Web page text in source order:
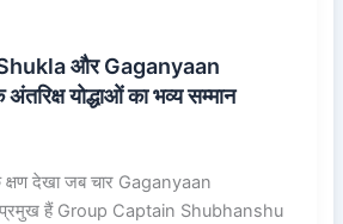
और Gaganyaan
योद्धाओं का भव्य सम्मान
क्षण देखा जब चार Gaganyaan
हैं Group Captain Shubhanshu